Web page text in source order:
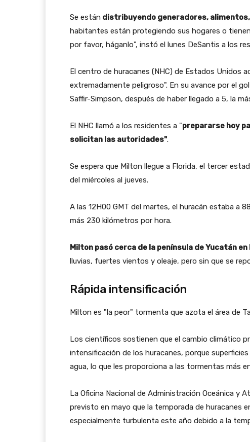
Se están distribuyendo generadores,
habitantes están protegiendo sus hogares o
por favor, háganlo", instó el lunes DeSantis a los
El centro de huracanes (NHC) de Estados Unidos
extremadamente peligroso". En su avance por el
Saffir-Simpson, después de haber llegado a 5, la
El NHC llamó a los residentes a "prepararse hoy
solicitan las autoridades".
Se espera que Milton llegue a Florida, el tercer
del miércoles al jueves.
A las 12H00 GMT del martes, el huracán estaba a
más 230 kilómetros por hora.
Milton pasó cerca de la península de Yucatán en
lluvias, fuertes vientos y oleaje, pero sin que se
Rápida intensificación
Milton es "la peor" tormenta que azota el área de
Los científicos sostienen que el cambio climático
intensificación de los huracanes, porque
agua, lo que les proporciona a las tormentas más
La Oficina Nacional de Administración Oceánica y
previsto en mayo que la temporada de huracanes
especialmente turbulenta este año debido a la